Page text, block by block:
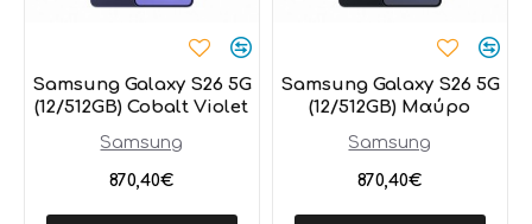
Samsung
Samsung Galaxy S26 5G
(12/512GB) Cobalt Violet
870,40€
Samsung
Samsung Galaxy S26 5G
(12/512GB) Μαύρο
870,40€